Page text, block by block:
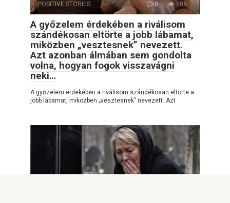
POSITIVE STORIES 0 686
A győzelem érdekében a riválisom
szándékosan eltörte a jobb lábamat,
miközben „vesztesnek” nevezett.
Azt azonban álmában sem gondolta
volna, hogyan fogok visszavágni
neki…
A győzelem érdekében a riválisom szándékosan eltörte a
jobb lábamat, miközben „vesztesnek” nevezett. Azt